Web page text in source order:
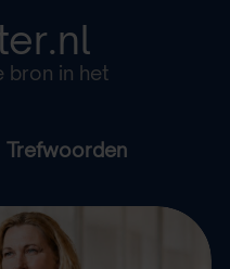
bron in het
Trefwoorden